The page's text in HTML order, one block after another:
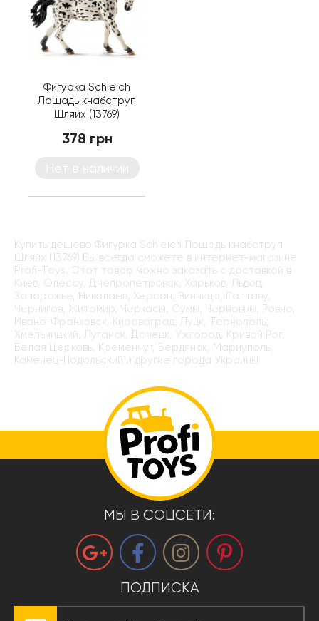
Фигурка Schleich
Лошадь кнабструп
Шляйх (13769)
378 грн
Купить дёшево Фигурка Schleich Лошадь кнабструп
Шляйх (13769) Вы всегда сможете в интернет-магазине
Profi-Toys. Этот товар можно заказать с доставкой в
Киев, Одессу, Днепропетровск, Харьков, Львов,
Запорожье, Николаев, Херсон, Винница, Полтаву,
Чернигов, Житомир, Черкасы, Сумы, Черновцы, Ровно,
Ивано-Франковск, Кировоград, Луцк, Тернополь,
Хмельницкий, Луганск, Донецк, Ужгород, Кривой Рог,
Белая Церковь, Кременчуг, Бердянск, Мариуполь,
Каменец-Подольский и другие города Украины
МЫ В СОЦСЕТИ:
ПОДПИСКА